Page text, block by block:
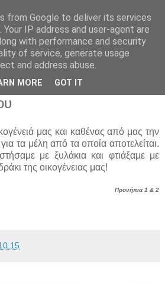
"ΔΕΛΑΣΑΛ"
μας και καθένας από μας την
τα μέλη από τα οποία αποτελείται.
με ξυλάκια και φτιάξαμε με
της οικογένειας μας!
Προνήπια 1 & 2
from Google to deliver its services
IP address and user-agent are
with performance and security
of service, generate usage
and address abuse.
MORE GOT IT